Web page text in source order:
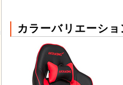
カラーバリエーショ